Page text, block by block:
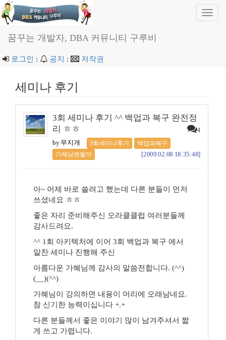
꿈꾸는 개발자, DBA 커뮤니티 구루비
로그인 : 공지 : 저작권
세미나 후기
3회 세미나 후기 ^^ 백업과 복구 완전정
리 ㅎㅎ
4
by 무지개 3회세미나후기
백업과복구
가혜님팬될까
[2009.02.08 18:35:48]
아~ 어제 바로 쓸려고 했는데 다른 분들이 먼저
쓰셨네요 ㅎㅎ
좋은 자리 준비해주신 오라클클럽 여러분들께
감사드려요.
^^ 1회 아키텍처에 이어 3회 백업과 복구 에서
알찬 세미나 진행해 주신
아름다운 가혜님께 감사의 말씀전합니다. (^^)
(__)(^^)
가혜님이 강의하면 내용이 머리에 오래남네요.
참 신기한 능력이십니다 +.+
다른 분들께서 좋은 이야기 많이 남겨주셔서 짧
게 쓰고 가렵니다.